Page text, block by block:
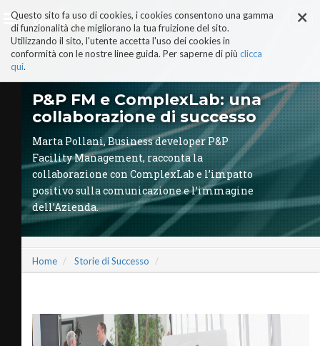
PERCHÉ COMPLEXLAB
ADVISORY BOARD
TRUST & TRUTH CENTER
I NOSTRI SERVIZI
MANIFESTO AI
STORIE DI SUCCESSO
P&P FM e ComplexLab: una
collaborazione di successo
NanoTechSurface di
Alessandro Torretta: i successi
con ComplexLab
VIDEO
COMPLEXLAB PARTNER
×
Questo sito fa uso di cookies, i cookies consentono una gamma
di funzionalità che migliorano la tua fruizione del sito.
Utilizzando il sito, l'utente accetta l'uso dei cookies in
conformità con le nostre linee guida. Per saperne di più clicca
qui.
P&P FM e ComplexLab: una
collaborazione di successo
Marta Pollani, Business developer P&P
Facility Management, racconta la
collaborazione con ComplexLab e l’impatto
positivo sulla comunicazione e l’immagine
dell’Azienda.
Home Storie di Successo